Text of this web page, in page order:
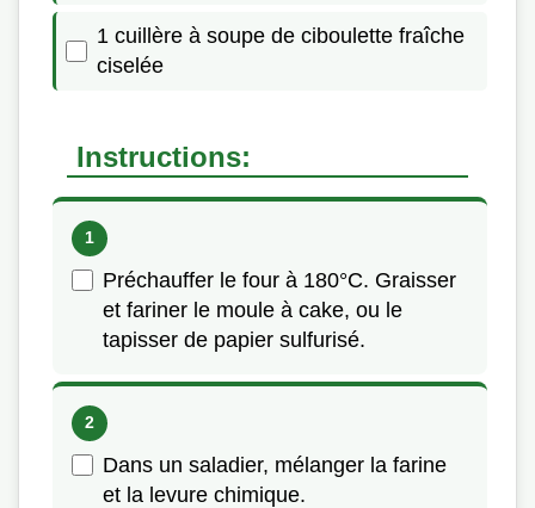
1 cuillère à soupe de ciboulette fraîche
ciselée
Instructions:
Préchauffer le four à 180°C. Graisser
et fariner le moule à cake, ou le
tapisser de papier sulfurisé.
Dans un saladier, mélanger la farine
et la levure chimique.